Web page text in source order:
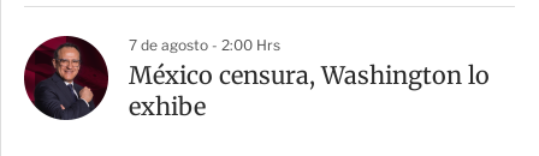
7 de agosto - 2:00 Hrs
México censura, Washington lo
exhibe